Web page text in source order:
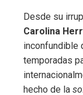
Desde su
Carolina
inconfundible
temporadas
hecho de la